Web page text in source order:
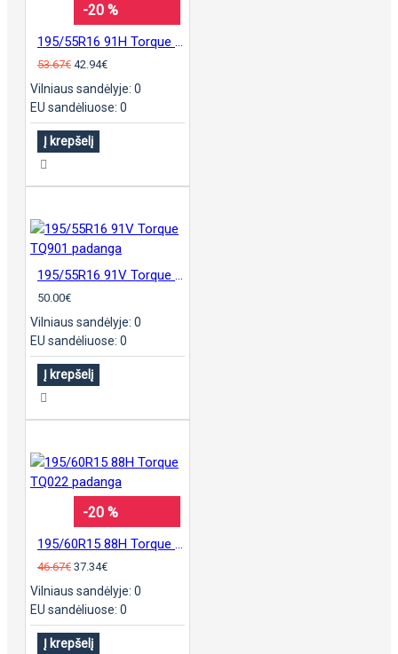
-20 %
53.67€ 42.94€
Vilniaus sandėlyje: 0
EU sandėliuose: 0
Į krepšelį
50.00€
Vilniaus sandėlyje: 0
EU sandėliuose: 0
Į krepšelį
-20 %
46.67€ 37.34€
Vilniaus sandėlyje: 0
EU sandėliuose: 0
Į krepšelį